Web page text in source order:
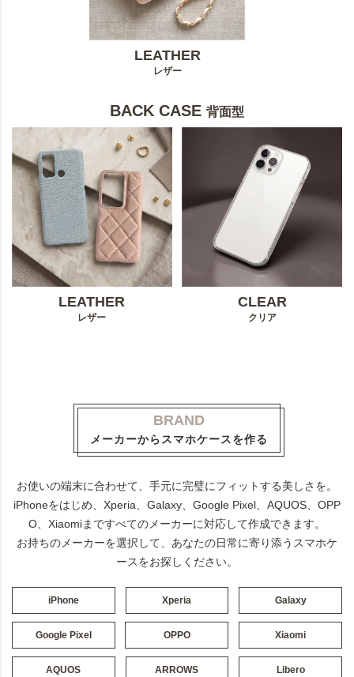
LEATHER
レザー
BACK CASE 背面型
LEATHER
レザー
CLEAR
クリア
BRAND
メーカーからスマホケースを作る
お使いの端末に合わせて、手元に完璧にフィットする美しさを。
iPhoneをはじめ、Xperia、Galaxy、Google Pixel、AQUOS、OPP
O、Xiaomiまですべてのメーカーに対応して作成できます。
お持ちのメーカーを選択して、あなたの日常に寄り添うスマホケ
ースをお探しください。
iPhone Xperia Galaxy
Google Pixel OPPO Xiaomi
AQUOS ARROWS Libero